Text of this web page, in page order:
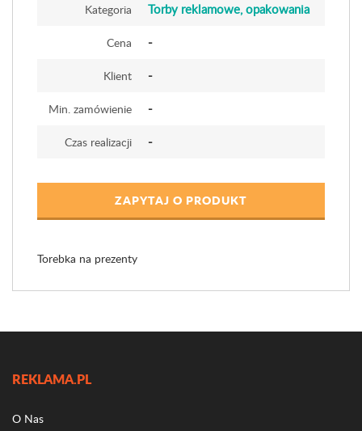
Kategoria Torby reklamowe, opakowania
Cena -
Klient -
Min. zamówienie -
Czas realizacji -
ZAPYTAJ O PRODUKT
Torebka na prezenty
REKLAMA.PL
O Nas